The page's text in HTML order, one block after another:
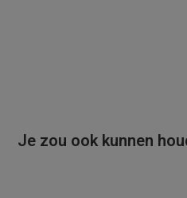
Je zou ook kunnen